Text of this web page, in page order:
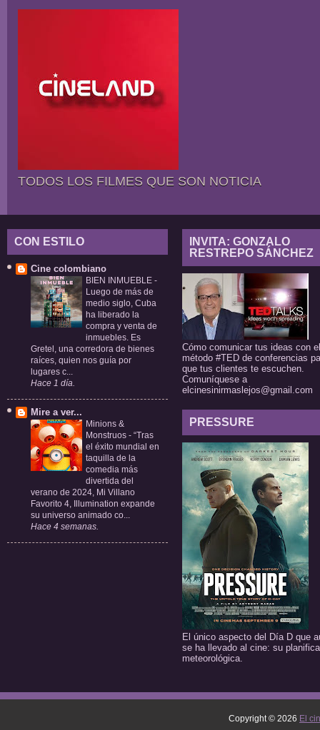
TODOS LOS FILMES QUE SON NOTICIA
CON ESTILO
Cine colombiano
BIEN INMUEBLE -
Luego de más de
medio siglo, Cuba
ha liberado la
compra y venta de
inmuebles. Es
Gretel, una corredora de bienes
raíces, quien nos guía por
lugares c...
Hace 1 día.
Mire a ver...
Minions &
Monstruos - “Tras
el éxito mundial en
taquilla de la
comedia más
divertida del
verano de 2024, Mi Villano
Favorito 4, Illumination expande
su universo animado co...
Hace 4 semanas.
INVITA: GONZALO
RESTREPO SÁNCHEZ
Cómo comunicar tus ideas con el
método #TED de conferencias
que tus clientes te escuchen.
Comuníquese a
elcinesinirmaslejos@gmail.com
PRESSURE
El único aspecto del Día D que
se ha llevado al cine: su
meteorológica.
Copyright © 2026 El